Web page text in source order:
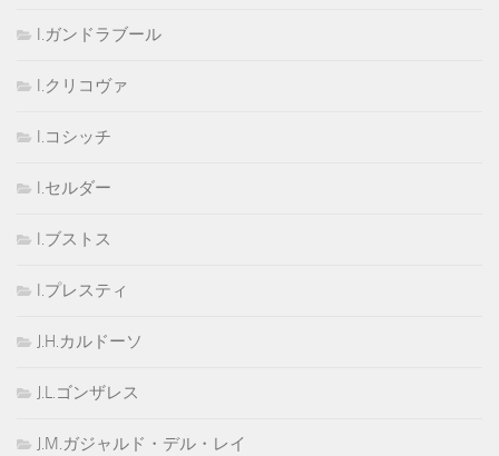
I.ガンドラブール
I.クリコヴァ
I.コシッチ
I.セルダー
I.ブストス
I.プレスティ
J.H.カルドーソ
J.L.ゴンザレス
J.M.ガジャルド・デル・レイ